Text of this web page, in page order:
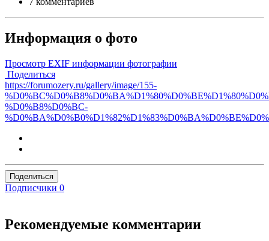
Информация о фото
Просмотр EXIF информации фотографии
Поделиться
https://forumozery.ru/gallery/image/155-
%D0%B8%D0%BC-
Поделиться
Подписчики 0
Рекомендуемые комментарии